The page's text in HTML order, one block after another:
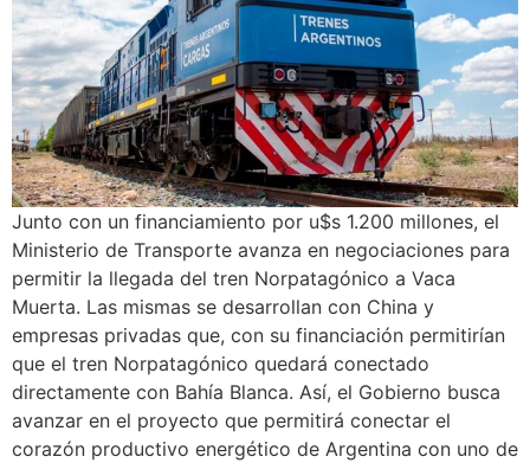
Junto con un financiamiento por u$s 1.200 millones, el
Ministerio de Transporte avanza en negociaciones para
permitir la llegada del tren Norpatagónico a Vaca
Muerta. Las mismas se desarrollan con China y
empresas privadas que, con su financiación permitirían
que el tren Norpatagónico quedará conectado
directamente con Bahía Blanca. Así, el Gobierno busca
avanzar en el proyecto que permitirá conectar el
corazón productivo energético de Argentina con uno de